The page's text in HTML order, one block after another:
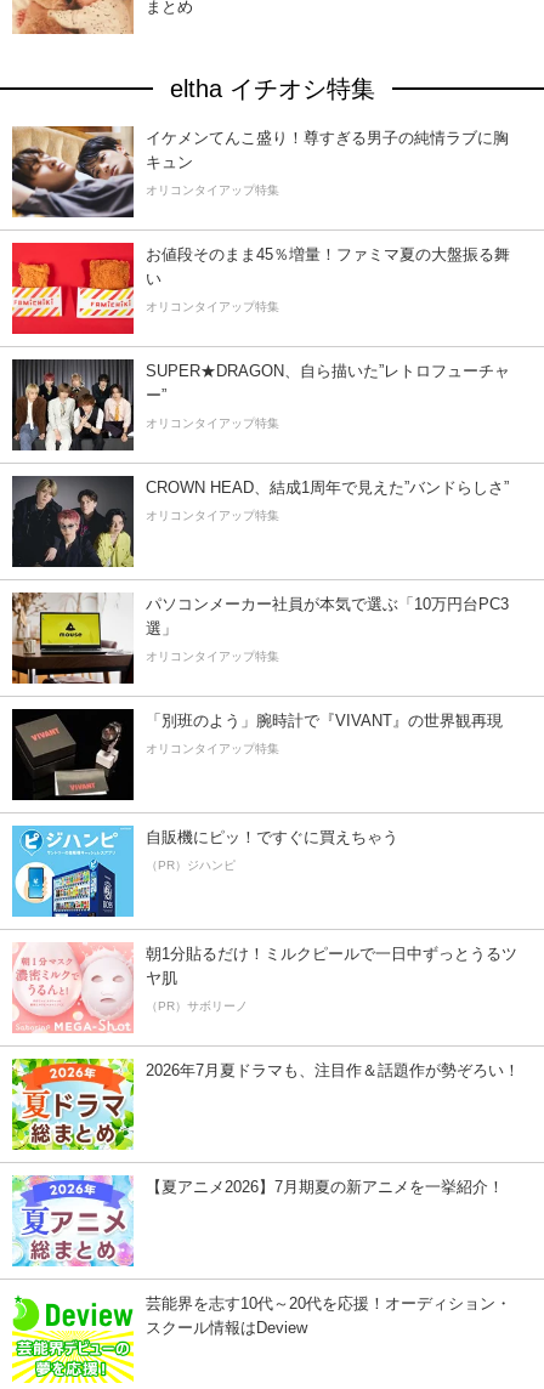
まとめ
eltha イチオシ特集
イケメンてんこ盛り！尊すぎる男子の純情ラブに胸
キュン
オリコンタイアップ特集
お値段そのまま45％増量！ファミマ夏の大盤振る舞
い
オリコンタイアップ特集
SUPER★DRAGON、自ら描いた”レトロフューチャ
ー”
オリコンタイアップ特集
CROWN HEAD、結成1周年で見えた”バンドらしさ”
オリコンタイアップ特集
パソコンメーカー社員が本気で選ぶ「10万円台PC3
選」
オリコンタイアップ特集
「別班のよう」腕時計で『VIVANT』の世界観再現
オリコンタイアップ特集
自販機にピッ！ですぐに買えちゃう
（PR）ジハンピ
朝1分貼るだけ！ミルクピールで一日中ずっとうるツ
ヤ肌
（PR）サボリーノ
2026年7月夏ドラマも、注目作＆話題作が勢ぞろい！
【夏アニメ2026】7月期夏の新アニメを一挙紹介！
芸能界を志す10代～20代を応援！オーディション・
スクール情報はDeview